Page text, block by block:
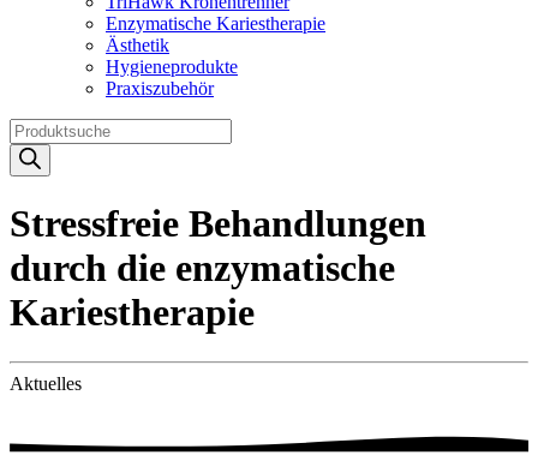
Enzymatische Kariestherapie
Ästhetik
Hygieneprodukte
Praxiszubehör
Products
search
Stressfreie Behandlungen
durch die enzymatische
Kariestherapie
Aktuelles